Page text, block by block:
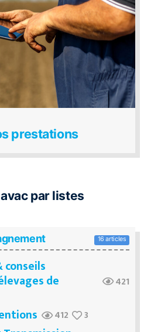
prestations
par listes
16 articles
conseils
de 421
412 3